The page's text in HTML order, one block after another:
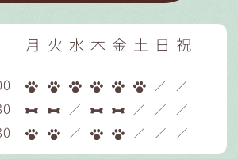
月 火 水 木 金 土 日 祝
／ ／
／ ／ ／ ／
／ ／ ／ ／